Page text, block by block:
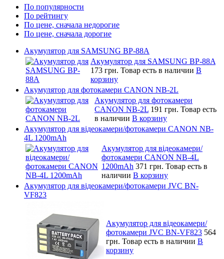
По популярности
По рейтингу
По цене, сначала недорогие
По цене, сначала дорогие
Акумулятор для SAMSUNG BP-88A
Акумулятор для SAMSUNG BP-88A
173 грн. Товар есть в наличии В
корзину
Акумулятор для фотокамери CANON NB-2L
Акумулятор для фотокамери
CANON NB-2L 191 грн. Товар есть
в наличии В корзину
Акумулятор для відеокамери/фотокамери CANON NB-
4L 1200mAh
Акумулятор для відеокамери/
фотокамери CANON NB-4L
1200mAh 371 грн. Товар есть в
наличии В корзину
Акумулятор для відеокамери/фотокамери JVC BN-
VF823
Акумулятор для відеокамери/
фотокамери JVC BN-VF823 564
грн. Товар есть в наличии В
корзину